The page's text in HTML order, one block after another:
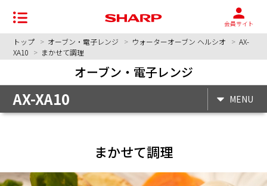
会員サイト
トップ オーブン・電子レンジ ウォーターオーブン ヘルシオ
AX-
XA10
まかせて調理
オーブン・電子レンジ
AX-XA10 MENU
まかせて調理